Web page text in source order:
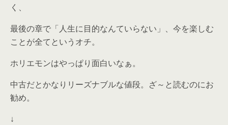
く、
最後の章で「人生に目的なんていらない」、今を楽しむ
ことが全てというオチ。
ホリエモンはやっぱり面白いなぁ。
中古だとかなりリーズナブルな値段。ざ～と読むのにお
勧め。
↓